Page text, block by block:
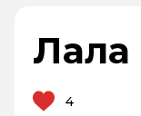
Лала
4